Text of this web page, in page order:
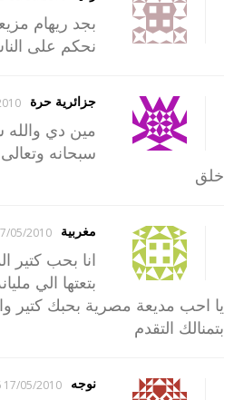
بجد ريهام
نحكم على
جزائرية حرة
مين دي والله
سبحانه
خلق
مغربية 05/2010 12:52
انا بحب كتير
بتعتها الي
يا احب مديعة مصرية بحبك كتير
بتمنالك التقدم
نوجه 17/05/2010 12:26